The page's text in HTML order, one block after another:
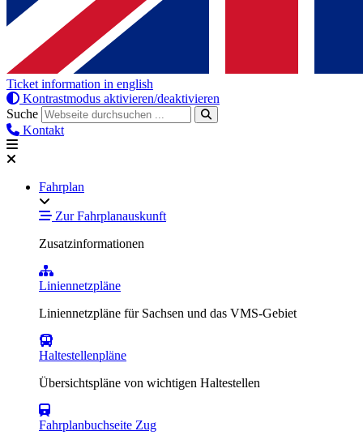
Ticket information in english
Kontrastmodus aktivieren/deaktivieren
Suche
Kontakt
Fahrplan
Zur Fahrplanauskunft
Zusatzinformationen
Liniennetzpläne
Liniennetzpläne für Sachsen und das VMS-Gebiet
Haltestellenpläne
Übersichtspläne von wichtigen Haltestellen
Fahrplanbuchseite Zug